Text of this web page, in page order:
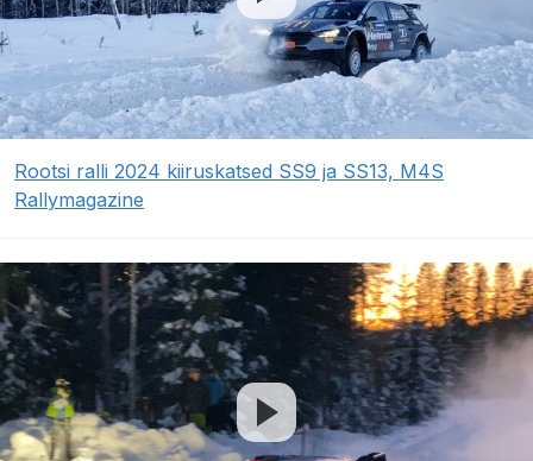
Rootsi ralli 2024 kiiruskatsed SS9 ja SS13, M4S
Rallymagazine